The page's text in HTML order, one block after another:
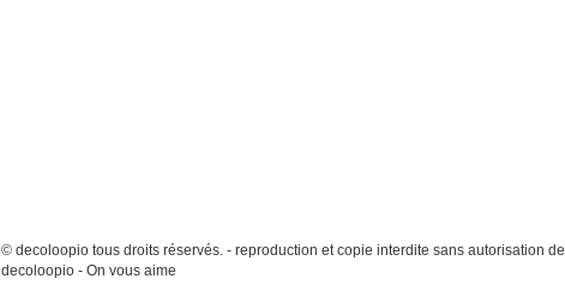
© decoloopio tous droits réservés. - reproduction et copie interdite sans autorisation de
decoloopio - On vous aime